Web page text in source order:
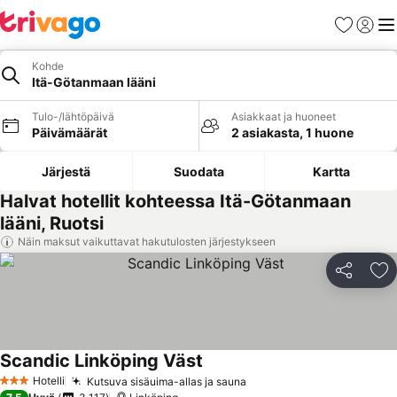
Suosikit
Kohde
Itä-Götanmaan lääni
Tulo-/lähtöpäivä
Päivämäärät
Asiakkaat ja huoneet
2 asiakasta, 1 huone
Järjestä Suodata Kartta
Halvat hotellit kohteessa Itä-Götanmaan
lääni, Ruotsi
Näin maksut vaikuttavat hakutulosten järjestykseen
Jaa
3 Tähtiluokitus
Hotelli Kutsuva sisäuima-allas ja sauna
Scandic Linköping Väst